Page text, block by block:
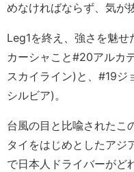
めなければならず、気が
Leg1を終え、強さを魅
カーシャこと#20アルカ
スカイライン)と、#19ジ
シルビア)。
台風の目と比喩されたこ
タイをはじめとしたアジ
で日本人ドライバーがど